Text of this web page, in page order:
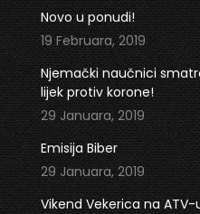
in
new
window
in
new
window
Novo u ponudi!
19 Februara, 2019
Njemački naučnici
lijek protiv korone!
29 Januara, 2019
Emisija Biber
29 Januara, 2019
Vikend Vekerica na ATV-